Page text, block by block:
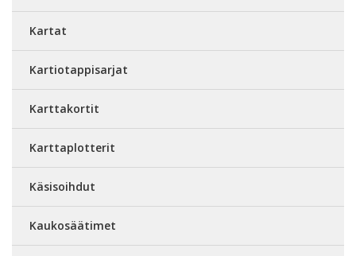
Kartat
Kartiotappisarjat
Karttakortit
Karttaplotterit
Käsisoihdut
Kaukosäätimet